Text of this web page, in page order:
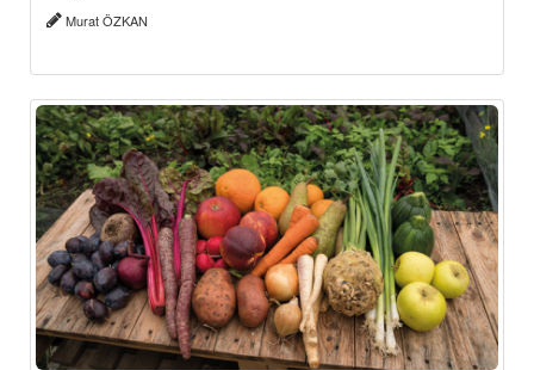
Murat ÖZKAN